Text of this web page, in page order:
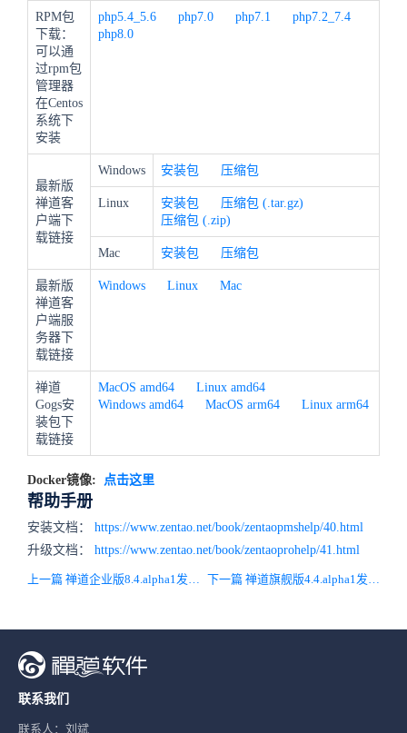
RPM包
下载：
可以通
过rpm包
管理器
在Centos
系统下
安装
php5.4_5.6 php7.0 php7.1
php7.2_7.4
php8.0
最新版
禅道客
户端下
载链接
Windows 安装包 压缩包
Linux 安装包
压缩包 (.tar.gz)
压缩包 (.zip)
Mac 安装包 压缩包
最新版
禅道客
户端服
务器下
载链接
Windows Linux Mac
禅道
Gogs安
装包下
载链接
MacOS amd64
Linux amd64
Windows amd64
MacOS arm64 Linux arm64
Docker镜像: 点击这里
帮助手册
安装文档： https://www.zentao.net/book/zentaopmshelp/40.html
升级文档： https://www.zentao.net/book/zentaoprohelp/41.html
联系我们
联系人：刘斌